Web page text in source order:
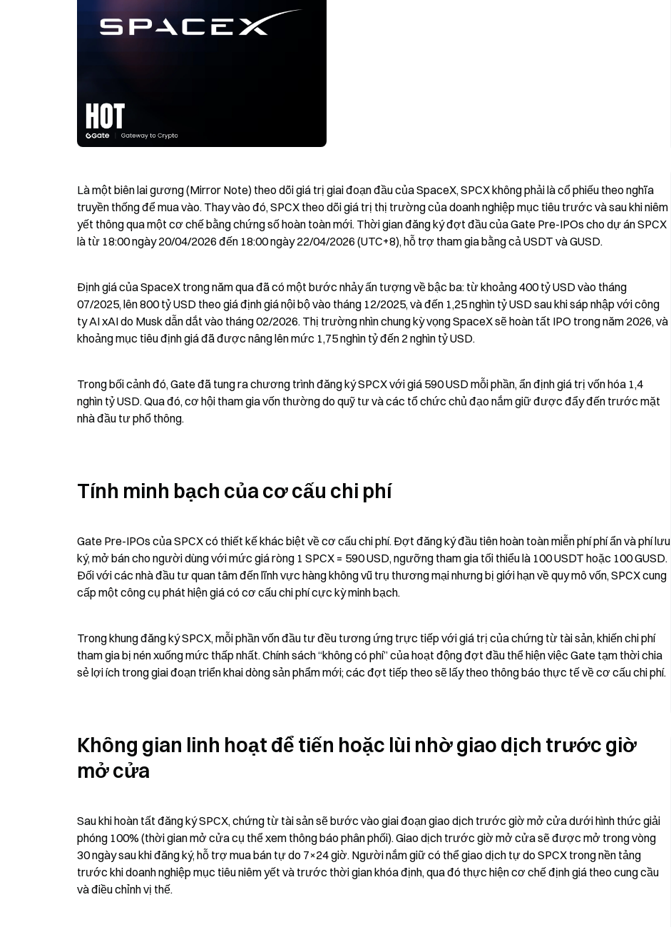
Là một biên lai gương (Mirror Note) theo dõi giá trị giai đoạn đầu của SpaceX, SPCX không phải là cổ phiếu theo nghĩa
truyền thống để mua vào. Thay vào đó, SPCX theo dõi giá trị thị trường của doanh nghiệp mục tiêu trước và sau khi niêm
yết thông qua một cơ chế bằng chứng số hoàn toàn mới. Thời gian đăng ký đợt đầu của Gate Pre-IPOs cho dự án SPCX
là từ 18:00 ngày 20/04/2026 đến 18:00 ngày 22/04/2026 (UTC+8), hỗ trợ tham gia bằng cả USDT và GUSD.
Định giá của SpaceX trong năm qua đã có một bước nhảy ấn tượng về bậc ba: từ khoảng 400 tỷ USD vào tháng
07/2025, lên 800 tỷ USD theo giá định giá nội bộ vào tháng 12/2025, và đến 1,25 nghìn tỷ USD sau khi sáp nhập với công
ty AI xAI do Musk dẫn dắt vào tháng 02/2026. Thị trường nhìn chung kỳ vọng SpaceX sẽ hoàn tất IPO trong năm 2026, và
khoảng mục tiêu định giá đã được nâng lên mức 1,75 nghìn tỷ đến 2 nghìn tỷ USD.
Trong bối cảnh đó, Gate đã tung ra chương trình đăng ký SPCX với giá 590 USD mỗi phần, ẩn định giá trị vốn hóa 1,4
nghìn tỷ USD. Qua đó, cơ hội tham gia vốn thường do quỹ tư và các tổ chức chủ đạo nắm giữ được đẩy đến trước mặt
nhà đầu tư phổ thông.
Tính minh bạch của cơ cấu chi phí
Gate Pre-IPOs của SPCX có thiết kế khác biệt về cơ cấu chi phí. Đợt đăng ký đầu tiên hoàn toàn miễn phí phí ẩn và phí lưu
ký, mở bán cho người dùng với mức giá ròng 1 SPCX = 590 USD, ngưỡng tham gia tối thiểu là 100 USDT hoặc 100 GUSD.
Đối với các nhà đầu tư quan tâm đến lĩnh vực hàng không vũ trụ thương mại nhưng bị giới hạn về quy mô vốn, SPCX cung
cấp một công cụ phát hiện giá có cơ cấu chi phí cực kỳ minh bạch.
Trong khung đăng ký SPCX, mỗi phần vốn đầu tư đều tương ứng trực tiếp với giá trị của chứng từ tài sản, khiến chi phí
tham gia bị nén xuống mức thấp nhất. Chính sách “không có phí” của hoạt động đợt đầu thể hiện việc Gate tạm thời chia
sẻ lợi ích trong giai đoạn triển khai dòng sản phẩm mới; các đợt tiếp theo sẽ lấy theo thông báo thực tế về cơ cấu chi phí.
Không gian linh hoạt để tiến hoặc lùi nhờ giao dịch trước giờ
mở cửa
Sau khi hoàn tất đăng ký SPCX, chứng từ tài sản sẽ bước vào giai đoạn giao dịch trước giờ mở cửa dưới hình thức giải
phóng 100% (thời gian mở cửa cụ thể xem thông báo phân phối). Giao dịch trước giờ mở cửa sẽ được mở trong vòng
30 ngày sau khi đăng ký, hỗ trợ mua bán tự do 7×24 giờ. Người nắm giữ có thể giao dịch tự do SPCX trong nền tảng
trước khi doanh nghiệp mục tiêu niêm yết và trước thời gian khóa định, qua đó thực hiện cơ chế định giá theo cung cầu
và điều chỉnh vị thế.